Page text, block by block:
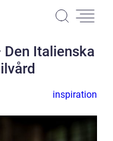
Italienska
inspiration